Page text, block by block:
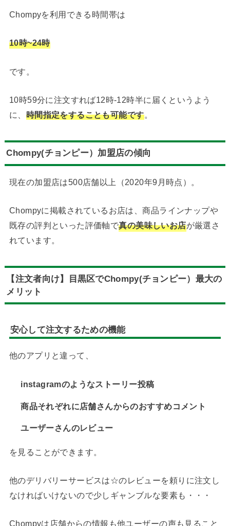
Chompyを利用できる時間帯は
10時~24時
です。
10時59分に注文すれば12時-12時半に届くというよう
に、 時間指定をすることも可能です。
Chompy(チョンピー）加盟店の傾向
現在の加盟店は500店舗以上（2020年9月時点）。
Chompyに掲載されているお店は、商品ラインナップや
既存の評判といった評価軸で真の美味しいお店が厳選さ
れています。
【注文者向け】目黒区でChompy(チョンピー）最大の
メリット
安心して注文するための機能
他のアプリと違って、
instagramのようなストーリー投稿
商品それぞれに店舗さんからのおすすめコメント
ユーザーさんのレビュー
を見ることができます。
他のデリバリーサービスは☆のレビューを頼りに注文し
なければいけないので少しギャンブルな要素も・・・
Chompyは店舗からの情報も他ユーザーの声も見ること